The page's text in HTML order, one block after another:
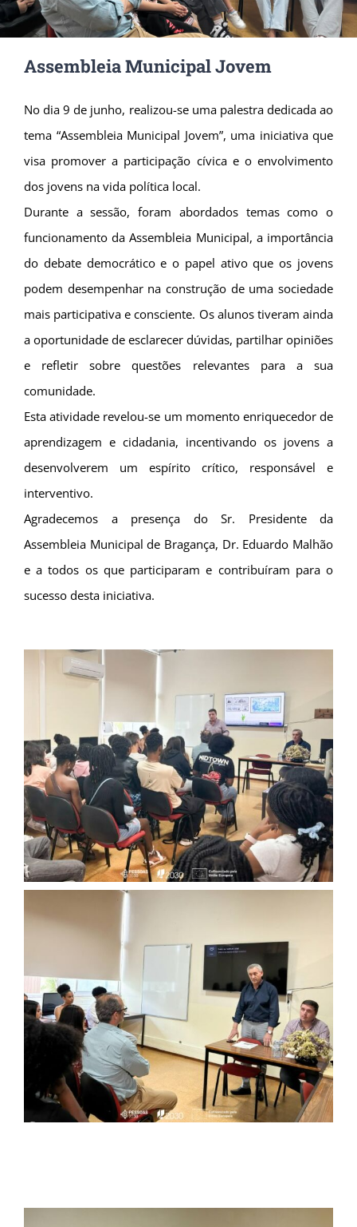
Assembleia Municipal Jovem
No dia 9 de junho, realizou-se uma palestra dedicada ao
tema “Assembleia Municipal Jovem”, uma iniciativa que
visa promover a participação cívica e o envolvimento
dos jovens na vida política local.
Durante a sessão, foram abordados temas como o
funcionamento da Assembleia Municipal, a importância
do debate democrático e o papel ativo que os jovens
podem desempenhar na construção de uma sociedade
mais participativa e consciente. Os alunos tiveram ainda
a oportunidade de esclarecer dúvidas, partilhar opiniões
e refletir sobre questões relevantes para a sua
comunidade.
Esta atividade revelou-se um momento enriquecedor de
aprendizagem e cidadania, incentivando os jovens a
desenvolverem um espírito crítico, responsável e
interventivo.
Agradecemos a presença do Sr. Presidente da
Assembleia Municipal de Bragança, Dr. Eduardo Malhão
e a todos os que participaram e contribuíram para o
sucesso desta iniciativa.